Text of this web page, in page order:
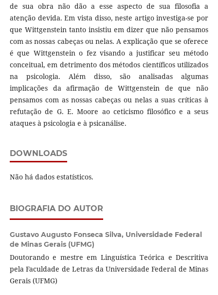
de sua obra não dão a esse aspecto de sua filosofia a
atenção devida. Em vista disso, neste artigo investiga-se por
que Wittgenstein tanto insistiu em dizer que não pensamos
com as nossas cabeças ou nelas. A explicação que se oferece
é que Wittgenstein o fez visando a justificar seu método
conceitual, em detrimento dos métodos científicos utilizados
na psicologia. Além disso, são analisadas algumas
implicações da afirmação de Wittgenstein de que não
pensamos com as nossas cabeças ou nelas a suas críticas à
refutação de G. E. Moore ao ceticismo filosófico e a seus
ataques à psicologia e à psicanálise.
DOWNLOADS
Não há dados estatísticos.
BIOGRAFIA DO AUTOR
Gustavo Augusto Fonseca Silva, Universidade Federal
de Minas Gerais (UFMG)
Doutorando e mestre em Linguística Teórica e Descritiva
pela Faculdade de Letras da Universidade Federal de Minas
Gerais (UFMG)